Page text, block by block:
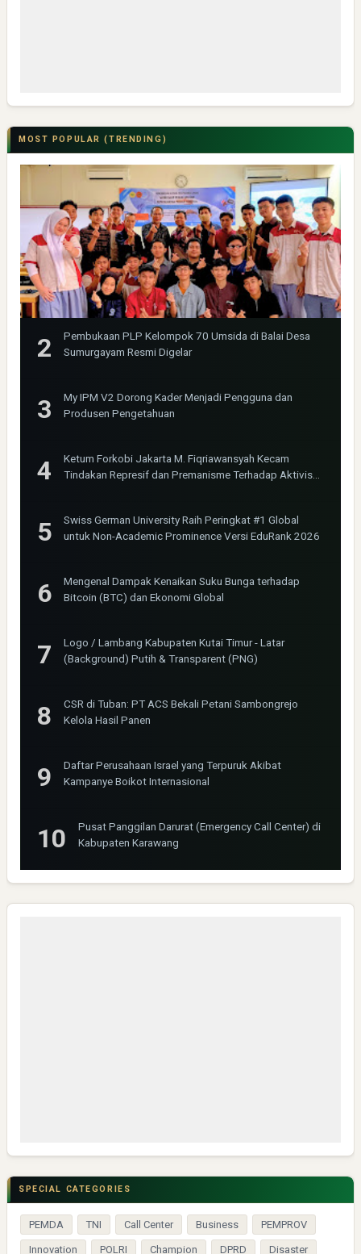
MOST POPULAR (TRENDING)
Pembukaan PLP Kelompok 70 Umsida di Balai Desa
Sumurgayam Resmi Digelar
My IPM V2 Dorong Kader Menjadi Pengguna dan
Produsen Pengetahuan
Ketum Forkobi Jakarta M. Fiqriawansyah Kecam
Tindakan Represif dan Premanisme Terhadap Aktivis
Swiss German University Raih Peringkat #1 Global
untuk Non-Academic Prominence Versi EduRank 2026
Mengenal Dampak Kenaikan Suku Bunga terhadap
Bitcoin (BTC) dan Ekonomi Global
Logo / Lambang Kabupaten Kutai Timur - Latar
(Background) Putih & Transparent (PNG)
CSR di Tuban: PT ACS Bekali Petani Sambongrejo
Kelola Hasil Panen
Daftar Perusahaan Israel yang Terpuruk Akibat
Kampanye Boikot Internasional
Pusat Panggilan Darurat (Emergency Call Center) di
Kabupaten Karawang
SPECIAL CATEGORIES
PEMDA TNI Call Center Business PEMPROV
Innovation POLRI Champion DPRD Disaster